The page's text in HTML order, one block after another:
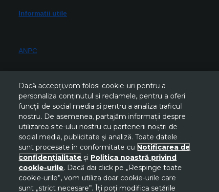
Informatii utile
ANPC
Descarcă AVON ON
Dacă accepți,vom folosi cookie-uri pentru a
personaliza conținutul și reclamele, pentru a oferi
funcții de social media și pentru a analiza traficul
nostru. De asemenea, partajăm informații despre
utilizarea site-ului nostru cu partenerii noștri de
social media, publicitate și analiză. Toate datele
sunt procesate în conformitate cu Notificarea de
confidențialitate și Politica noastră privind
cookie-urile. Dacă dai click pe „Respinge toate
cookie-urile”, vom utiliza doar cookie-urile care
sunt „strict necesare”. Îți poți modifica setările